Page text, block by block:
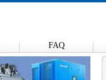
FAQ